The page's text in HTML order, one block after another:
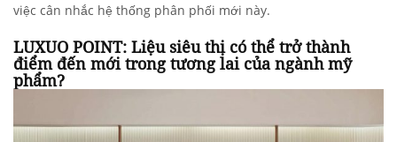
việc cân nhắc hệ thống phân phối mới này.
LUXUO POINT: Liệu siêu thị có thể trở thành
điểm đến mới trong tương lai của ngành mỹ
phẩm?